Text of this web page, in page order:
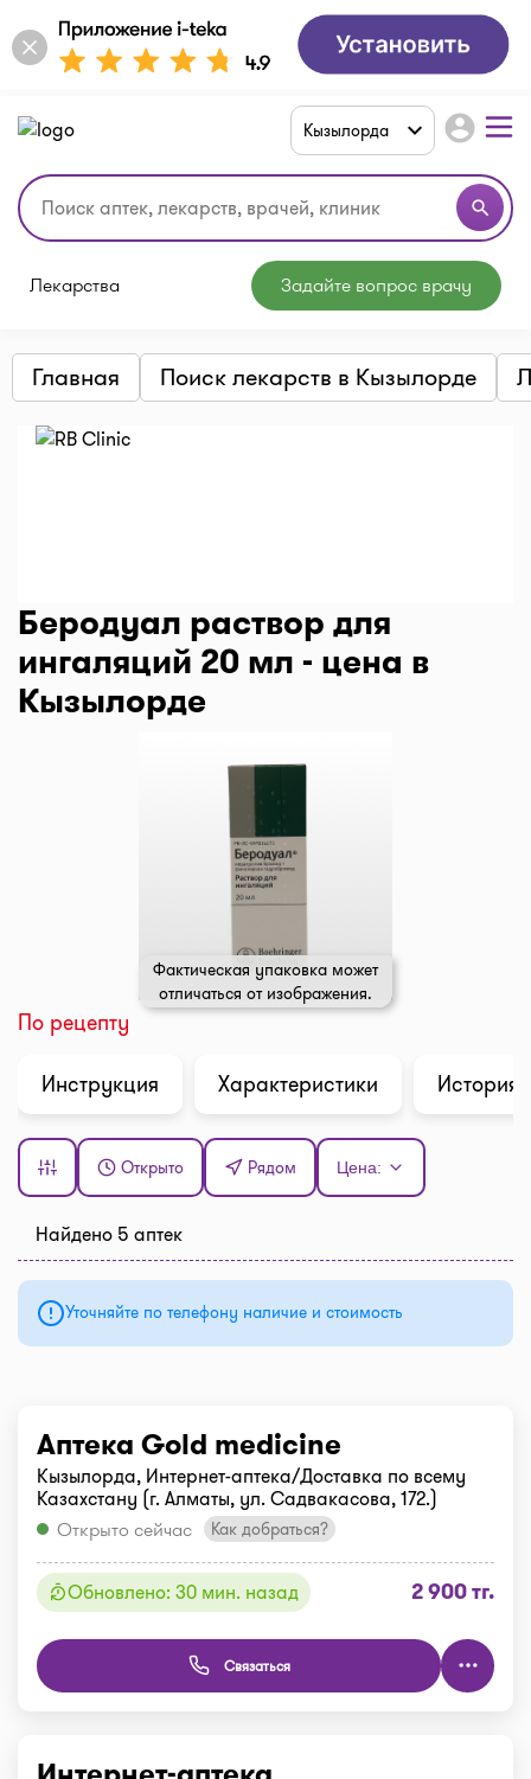
search
Кызылорда account_circle
Лекарства Задайте вопрос врачу
Главная Поиск лекарств в Кызылорде
Беродуал раствор для
ингаляций 20 мл - цена в
Кызылорде
Фактическая упаковка может
отличаться от изображения.
По рецепту
Инструкция
Характеристики История
Открыто Рядом Цена:
Найдено 5 аптек
Уточняйте по телефону наличие и стоимость
Аптека Gold medicine
Кызылорда, Интернет-аптека/Доставка по всему
Казахстану (г. Алматы, ул. Садвакасова, 172.)
Открыто сейчас
Как добраться?
Обновлено: 30 мин. назад 2 900 тг.
Связаться